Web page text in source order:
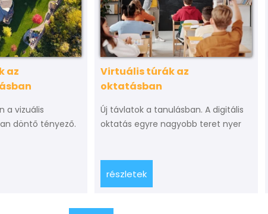
az
a vizuális
döntő tényező.
Virtuális túrák az
oktatásban
Új távlatok a tanulásban. A digitális
oktatás egyre nagyobb teret nyer
részletek